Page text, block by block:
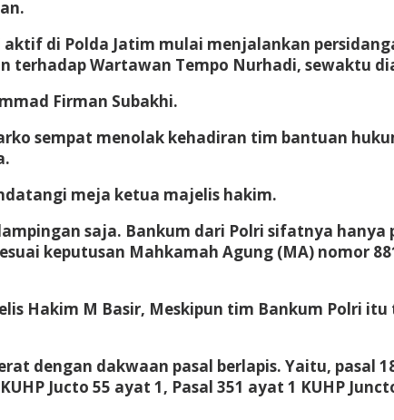
aktif di Polda Jatim mulai menjalankan
terhadap Wartawan Tempo Nurhadi, sewaktu
Firman Subakhi.
sempat menolak kehadiran tim bantuan
meja ketua majelis hakim.
saja. Bankum dari Polri sifatnya
keputusan Mahkamah Agung (MA) nomor
Hakim M Basir, Meskipun tim Bankum Polri
dengan dakwaan pasal berlapis. Yaitu, pasal
Jucto 55 ayat 1, Pasal 351 ayat 1 KUHP